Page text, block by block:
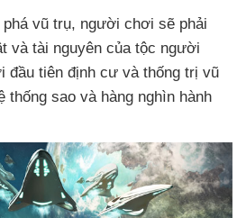
vũ trụ, người chơi sẽ phải
và tài nguyên của tộc người
đầu tiên định cư và thống trị vũ
thống sao và hàng nghìn hành